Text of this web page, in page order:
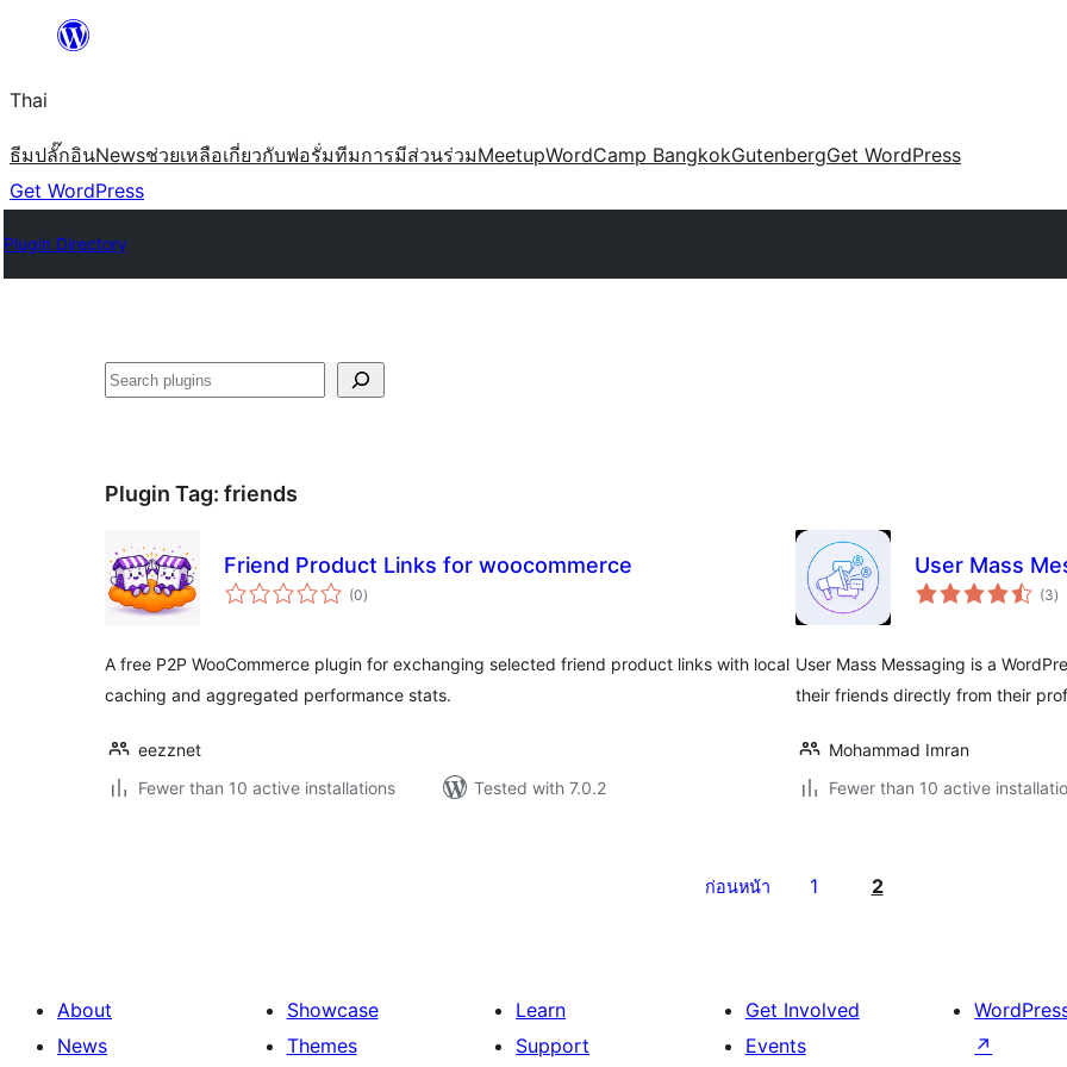
ยัง
เนื้อหา
Thai
ธีมปลั๊กอินNewsช่วยเหลือเกี่ยวกับฟอรั่มทีมการมีส่วนร่วมMeetupWordCamp BangkokGutenbergGet WordPress
Get WordPress
Plugin Directory
ค้นหา
Plugin Tag: friends
Friend Product Links for woocommerce
(0total
ratings
)
A free P2P WooCommerce plugin for exchanging selected friend product links with local
caching and aggregated performance stats.
eezznet
Fewer than 10 active installations
Tested with 7.0.2
User Mass
(3)
User Mass Messaging is a
their friends directly from their
Mohammad Imran
Fewer than 10 active
ก่อนหน้า 1 2
About
News
Showcase
Themes
Learn
Support
Get Involved
Events
↗